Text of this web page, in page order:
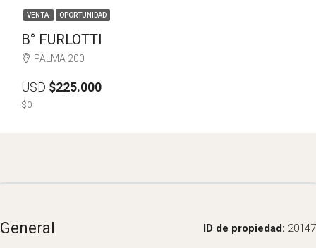
VENTA OPORTUNIDAD
B° FURLOTTI
PALMA 200
USD $225.000
$0
General ID de propiedad: 20147